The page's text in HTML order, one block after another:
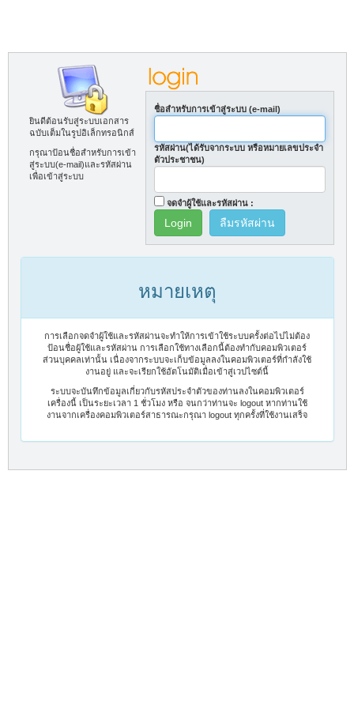
ชื่อสำหรับการเข้าสู่ระบบ (e-mail)
รหัสผ่าน(ได้รับจากระบบ หรือหมายเลขประจำ
ตัวประชาชน)
จดจำผู้ใช้และรหัสผ่าน :
ลืมรหัสผ่าน
ยินดีต้อนรับสู่ระบบเอกสาร
ฉบับเต็มในรูปอิเล็กทรอนิกส์
กรุณาป้อนชื่อสำหรับการเข้า
สู่ระบบ(e-mail)และรหัสผ่าน
เพื่อเข้าสู่ระบบ
หมายเหตุ
การเลือกจดจำผู้ใช้และรหัสผ่านจะทำให้การเข้าใช้ระบบครั้งต่อไปไม่ต้อง
ป้อนชื่อผู้ใช้และรหัสผ่าน การเลือกใช้ทางเลือกนี้ต้องทำกับคอมพิวเตอร์
ส่วนบุคคลเท่านั้น เนื่องจากระบบจะเก็บข้อมูลลงในคอมพิวเตอร์ที่กำลังใช้
งานอยู่ และจะเรียกใช้อัตโนมัติเมื่อเข้าสู่เวปไซต์นี้
ระบบจะบันทึกข้อมูลเกี่ยวกับรหัสประจำตัวของท่านลงในคอมพิวเตอร์
เครื่องนี้ เป็นระยะเวลา 1 ชั่วโมง หรือ จนกว่าท่านจะ logout หากท่านใช้
งานจากเครื่องคอมพิวเตอร์สาธารณะกรุณา logout ทุกครั้งที่ใช้งานเสร็จ